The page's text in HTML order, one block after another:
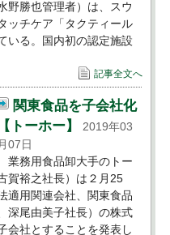
野勝也管理者）は、スウ
ッチケア「タクティール
いる。国内初の認定施設
記事全文へ
関東食品を子会社化
【トーホー】
2019年03
月07日
業務用食品卸大手のトー
賀裕之社長）は２月25
適用関連会社、関東食品
深尾由美子社長）の株式
会社とすることを発表し